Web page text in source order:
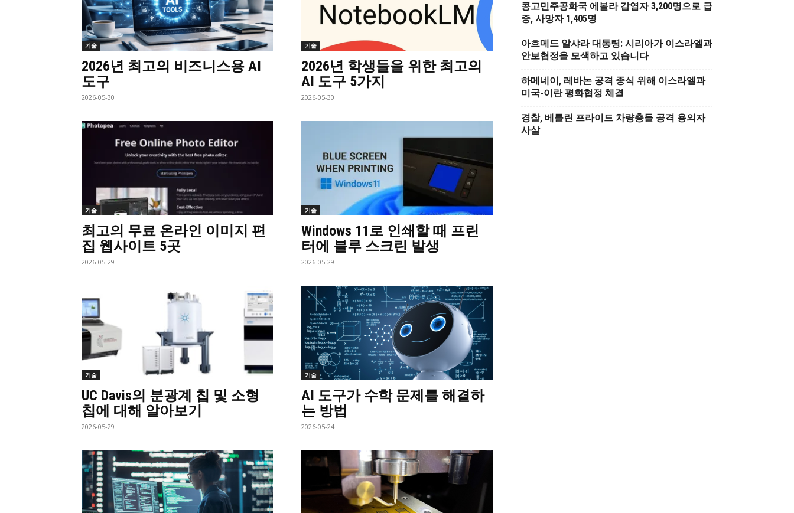
기술
2026년 최고의 비즈니스용 AI
도구
2026-05-30
기술
2026년 학생들을 위한 최고의
AI 도구 5가지
2026-05-30
기술
최고의 무료 온라인 이미지 편
집 웹사이트 5곳
2026-05-29
기술
Windows 11로 인쇄할 때 프린
터에 블루 스크린 발생
2026-05-29
기술
UC Davis의 분광계 칩 및 소형
칩에 대해 알아보기
2026-05-29
기술
AI 도구가 수학 문제를 해결하
는 방법
2026-05-24
콩고민주공화국 에볼라 감염자 3,200명으로 급
증, 사망자 1,405명
아흐메드 알샤라 대통령: 시리아가 이스라엘과
안보협정을 모색하고 있습니다
하메네이, 레바논 공격 종식 위해 이스라엘과
미국-이란 평화협정 체결
경찰, 베를린 프라이드 차량충돌 공격 용의자
사살